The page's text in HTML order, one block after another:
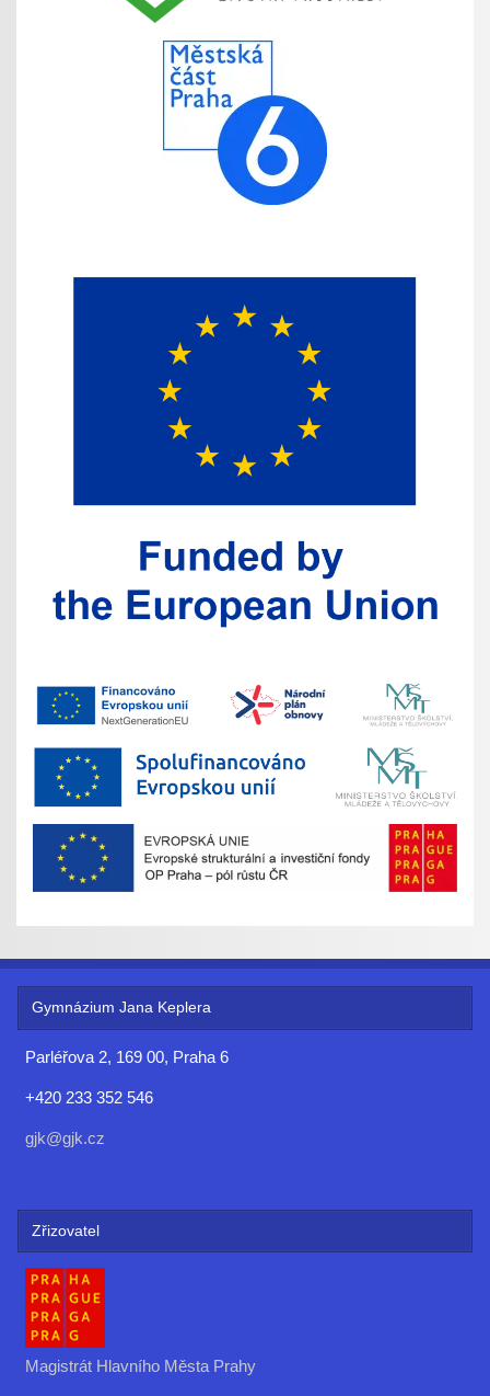
Gymnázium Jana Keplera
Parléřova 2, 169 00, Praha 6
+420 233 352 546
gjk@gjk.cz
Zřizovatel
Magistrát Hlavního Města Prahy